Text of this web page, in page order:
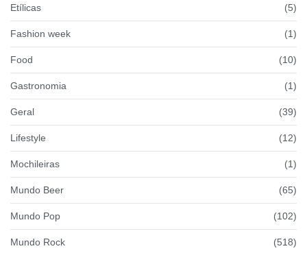
Etílicas (5)
Fashion week (1)
Food (10)
Gastronomia (1)
Geral (39)
Lifestyle (12)
Mochileiras (1)
Mundo Beer (65)
Mundo Pop (102)
Mundo Rock (518)